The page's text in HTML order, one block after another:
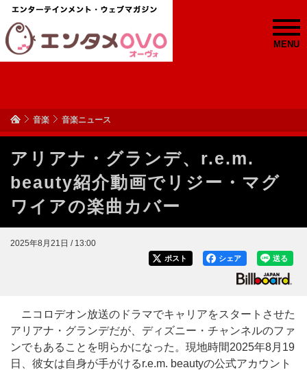
MENU
音楽 音楽ニュース
アリアナ・グランデ、r.e.m.
beauty紹介動画でリジー・マグ
ワイアの楽曲カバー
2025年8月21日 / 13:00
送る
シェア
ポスト
ニコロデオン放送のドラマでキャリアをスタートさせた
アリアナ・グランデだが、ディズニー・チャンネルのファ
ンでもあることを明らかになった。現地時間2025年8月19
日、彼女は自身が手がけるr.e.m. beautyの公式アカウント